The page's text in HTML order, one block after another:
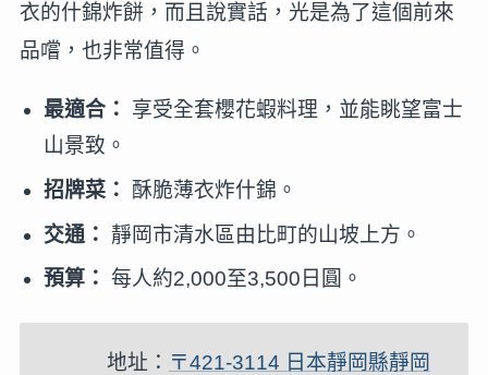
衣的什錦炸餅，而且說實話，光是為了這個前來
品嚐，也非常值得。
最適合：
享受全套櫻花蝦料理，並能眺望富士
山景致。
招牌菜：
酥脆薄衣炸什錦。
交通：
靜岡市清水區由比町的山坡上方。
預算： 每人約2,000至3,500日圓。
地址： 〒421-3114 日本靜岡縣靜岡